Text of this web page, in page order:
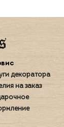
декоратора
на заказ